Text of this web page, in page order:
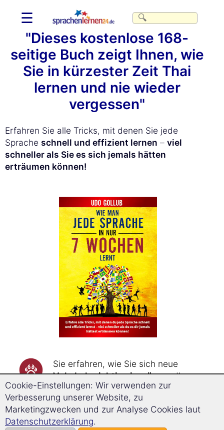
☰
"Dieses kostenlose 168-
seitige Buch zeigt Ihnen, wie
Sie in kürzester Zeit Thai
lernen und nie wieder
vergessen"
Erfahren Sie alle Tricks, mit denen Sie jede
Sprache schnell und effizient lernen – viel
schneller als Sie es sich jemals hätten
erträumen können!
Sie erfahren, wie Sie sich neue
Vokabeln richtig einprägen, die
Vokabeln durch Assoziationsketten
bis zu dreimal schneller merken
und sie durch Wiederholungen zum
genau richtigen Zeitpunkt
Cookie-Einstellungen: Wir verwenden zur
Verbesserung unserer Website, zu
Marketingzwecken und zur Analyse Cookies laut
Datenschutzerklärung.